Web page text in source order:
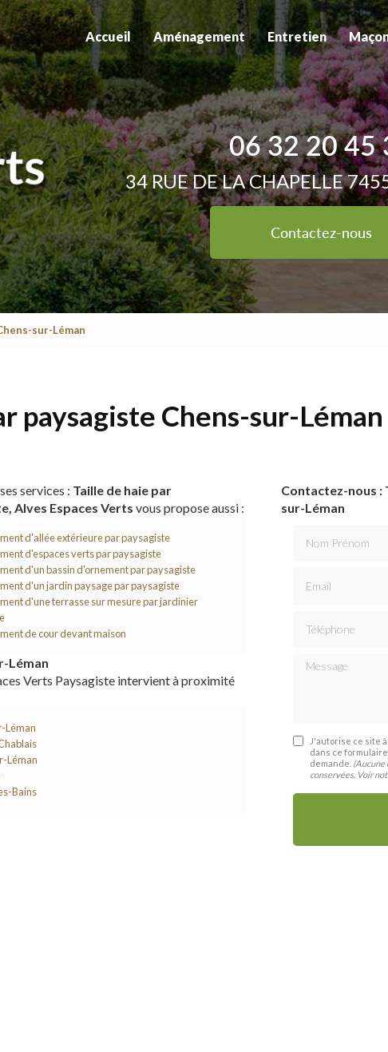
Accueil
Aménagement Entretien
06 32 20 45
34 RUE DE LA CHAPELLE
Contactez-nous
sur-Léman
paysagiste Chens-sur-Léman
services : Taille de haie par
Alves Espaces Verts vous propose aussi :
d'allée extérieure par paysagiste
d'espaces verts par paysagiste
d'un bassin d'ornement par paysagiste
d'un jardin paysage par paysagiste
d'une terrasse sur mesure par jardinier
de cour devant maison
Léman
Verts Paysagiste intervient à proximité
Léman
Léman
Bains
Contactez-nous :
sur-Léman
Message
J'autorise ce site
dans ce
demande. (Aucune
conservées. Voir